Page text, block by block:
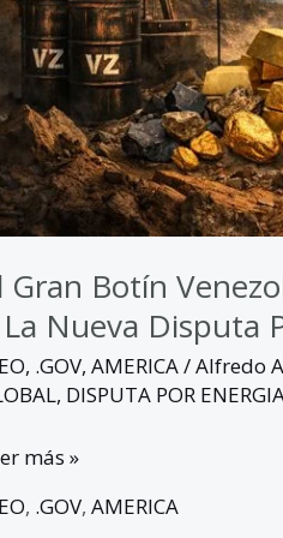
Gran Botín
Nueva Disputa
, .GOV, AMERICA/Alfredo
, DISPUTA POR
más »
, .GOV, AMERICA